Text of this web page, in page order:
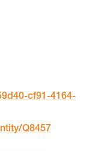
cf91-4164-
Q8457